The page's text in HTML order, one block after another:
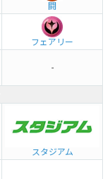
闘
フェアリー
-
スタジアム